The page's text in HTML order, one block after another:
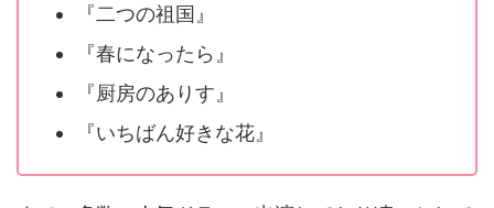
『二つの祖国』
『春になったら』
『厨房のありす』
『いちばん好きな花』